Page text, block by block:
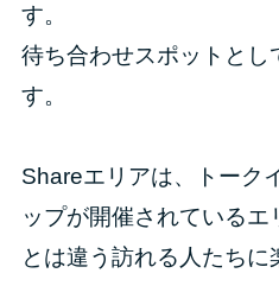
す。
待ち合わせスポットとし
す。
Shareエリアは、トーク
ップが開催されている
とは違う訪れる人たち